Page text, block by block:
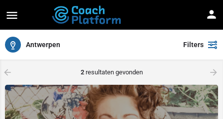
Antwerpen Filters
arrow_backward 2resultaten gevonden arrow_forward